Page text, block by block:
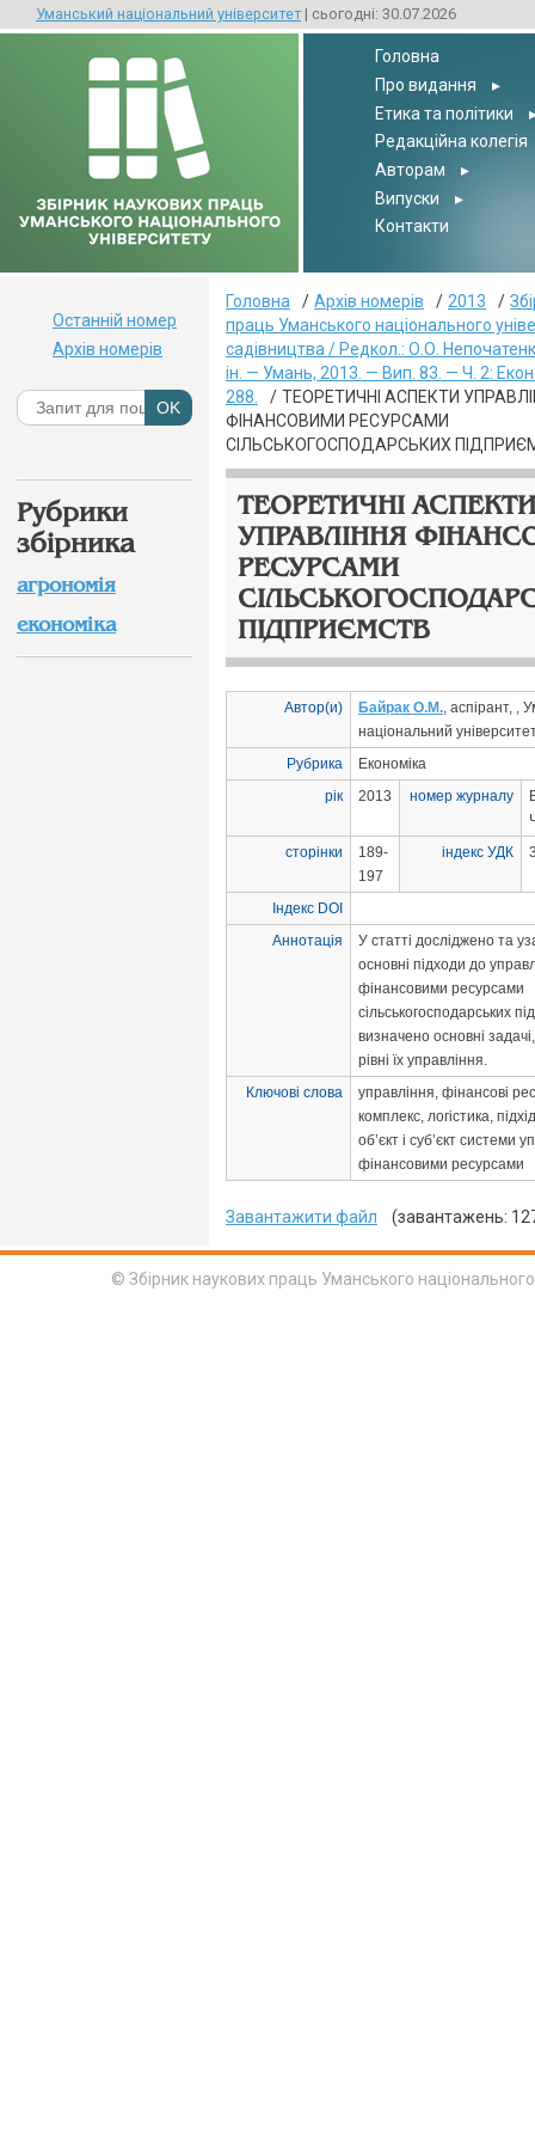
Уманський національний університет| сьогодні: 30.07.2026
Головна
Про видання
▸
Етика та політики
Редакційна колегія
Авторам
▸
Випуски
▸
Контакти
Головна Архів номерів 2013
праць Уманського національного
садівництва / Редкол.: О.О.
ін. — Умань, 2013. — Вип. 83. — Ч. 2:
288.
ТЕОРЕТИЧНІ АСПЕКТИ
ФІНАНСОВИМИ РЕСУРСАМИ
СІЛЬСЬКОГОСПОДАРСЬКИХ
ТЕОРЕТИЧНІ АСПЕКТИ
УПРАВЛІННЯ
РЕСУРСАМИ
ПІДПРИЄМСТВ
Автор(и) Байрак О.М., аспірант, ,
національний
Рубрика
Економіка
рік
2013 номер журналу
сторінки
189-
197
індекс УДК
Індекс DOI
Аннотація
У статті досліджено та
основні підходи до
фінансовими ресурсами
сільськогосподарських
визначено основні
рівні їх управління.
Ключові слова
управління, фінансові
комплекс, логістика,
об’єкт і суб’єкт системи
фінансовими ресурсами
Завантажити файл (завантажень:
Останній номер
Архів номерів
Рубрики
збірника
агрономія
економіка
© Збірник наукових праць Уманського